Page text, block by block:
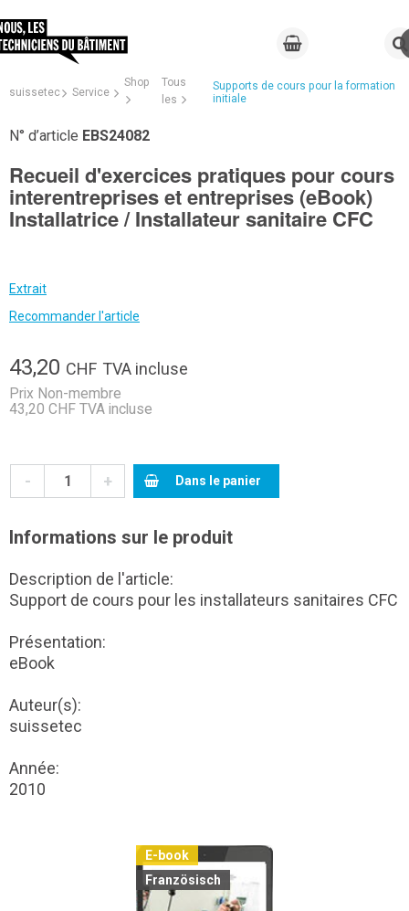
suissetec Service
Shop
Tous
les
Supports de cours pour la formation
initiale
N° d’article EBS24082
Recueil d'exercices pratiques pour cours
interentreprises et entreprises (eBook)
Installatrice / Installateur sanitaire CFC
Extrait
Recommander l'article
43,20 CHF TVA incluse
Prix Non-membre
43,20 CHF TVA incluse
- + Dans le panier
Informations sur le produit
Description de l'article:
Support de cours pour les installateurs sanitaires CFC
Présentation:
eBook
Auteur(s):
suissetec
Année:
2010
E-book
Französisch